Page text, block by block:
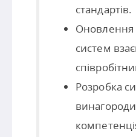
стандартів.
Оновлення
систем
Розробка